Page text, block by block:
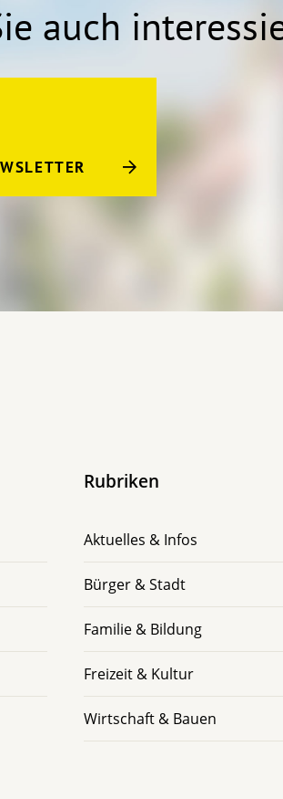
auch
Rubriken
Aktuelles & Infos
Bürger & Stadt
Familie & Bildung
Freizeit & Kultur
Wirtschaft & Bauen